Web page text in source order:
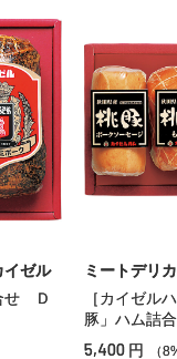
ゼル
せ Ｄ
ミートデリ
［カイゼル
豚」ハム詰
5,400 円 （